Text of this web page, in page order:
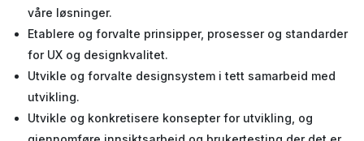
våre løsninger.
Etablere og forvalte prinsipper, prosesser og standarder
for UX og designkvalitet.
Utvikle og forvalte designsystem i tett samarbeid med
utvikling.
Utvikle og konkretisere konsepter for utvikling, og